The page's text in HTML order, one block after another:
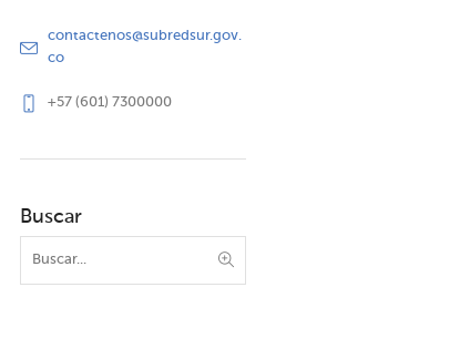
contactenos@subredsur.gov.
co
+57 (601) 7300000
Buscar